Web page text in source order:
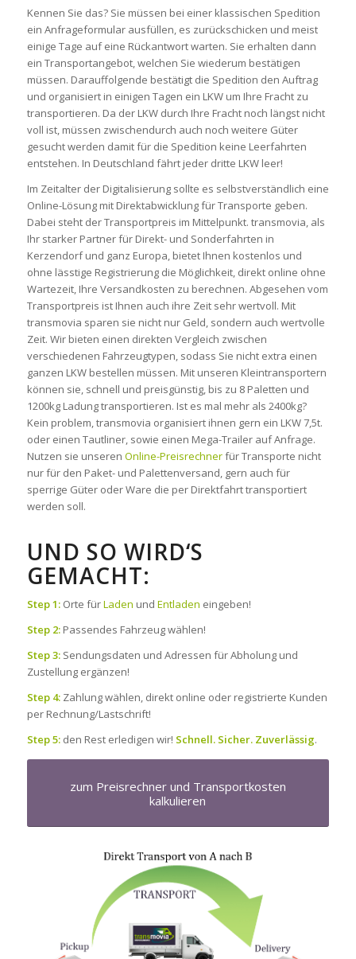
Kennen Sie das? Sie müssen bei einer klassischen Spedition
ein Anfrageformular ausfüllen, es zurückschicken und meist
einige Tage auf eine Rückantwort warten. Sie erhalten dann
ein Transportangebot, welchen Sie wiederum bestätigen
müssen. Darauffolgende bestätigt die Spedition den Auftrag
und organisiert in einigen Tagen ein LKW um Ihre Fracht zu
transportieren. Da der LKW durch Ihre Fracht noch längst nicht
voll ist, müssen zwischendurch auch noch weitere Güter
gesucht werden damit für die Spedition keine Leerfahrten
entstehen. In Deutschland fährt jeder dritte LKW leer!
Im Zeitalter der Digitalisierung sollte es selbstverständlich eine
Online-Lösung mit Direktabwicklung für Transporte geben.
Dabei steht der Transportpreis im Mittelpunkt. transmovia, als
Ihr starker Partner für Direkt- und Sonderfahrten in
Kerzendorf und ganz Europa, bietet Ihnen kostenlos und
ohne lässtige Registrierung die Möglichkeit, direkt online ohne
Wartezeit, Ihre Versandkosten zu berechnen. Abgesehen vom
Transportpreis ist Ihnen auch ihre Zeit sehr wertvoll. Mit
transmovia sparen sie nicht nur Geld, sondern auch wertvolle
Zeit. Wir bieten einen direkten Vergleich zwischen
verschiedenen Fahrzeugtypen, sodass Sie nicht extra einen
ganzen LKW bestellen müssen. Mit unseren Kleintransportern
können sie, schnell und preisgünstig, bis zu 8 Paletten und
1200kg Ladung transportieren. Ist es mal mehr als 2400kg?
Kein problem, transmovia organisiert ihnen gern ein LKW 7,5t.
oder einen Tautliner, sowie einen Mega-Trailer auf Anfrage.
Nutzen sie unseren Online-Preisrechnerfür Transporte nicht
nur für den Paket- und Palettenversand, gern auch für
sperrige Güter oder Ware die per Direktfahrt transportiert
werden soll.
UND SO WIRD‘S
GEMACHT:
Step 1:Orte fürLaden und Entladen eingeben!
Step 2:Passendes Fahrzeug wählen!
Step 3:Sendungsdaten und Adressen für Abholung und
Zustellung ergänzen!
Step 4:Zahlung wählen, direkt online oder registrierte Kunden
per Rechnung/Lastschrift!
Step 5:den Rest erledigen wir! Schnell. Sicher. Zuverlässig.
zum Preisrechner und Transportkosten
kalkulieren